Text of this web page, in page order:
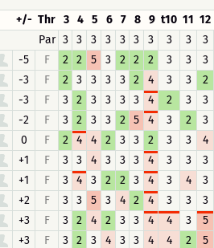
+/- Thr 3 4 5 6 7 8 9 t10 11 12
Par 3 3 3 3 3 3 3 3 3
3
-5 F 2 2 5 3 2 2 2 3 3
3
-3 F 2 3 3 3 3 2 4 3 3
2
-3 F 3 2 3 3 3 3 4 2 3
3
-2 F 3 2 3 3 2 5 4 3 2
3
0 F 2 4 4 2 3 3 2 3 3
4
+1 F 3 3 4 3 3 3 4 3 3
3
+1 F 3 4 3 2 2 3 4 3 4
3
+2 F 3 3 5 3 4 2 4 3 3
3
+3 F 3 2 4 2 3 3 4 4 3
5
+3 F 3 2 3 4 3 3 4 4 2
5